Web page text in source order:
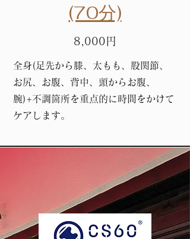
(70分)
8,000円
全身(足先から膝、太もも、股関節、
お尻、お腹、背中、頭からお腹、
腕)+不調箇所を重点的に時間をかけて
ケアします。​